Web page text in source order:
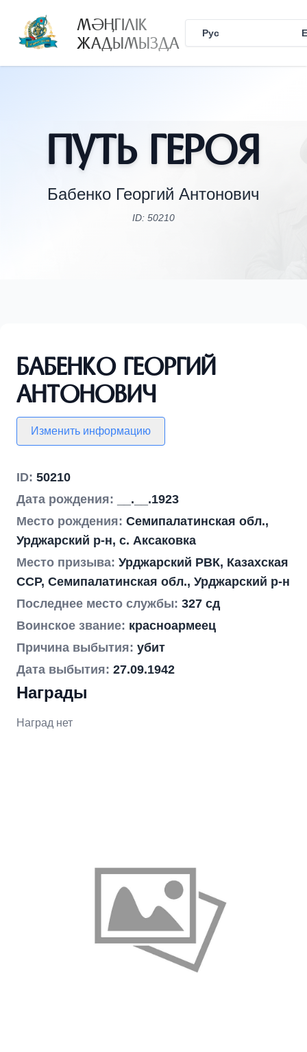
МӘҢГІЛІК
ЖАДЫМЫЗДА Рус
Путь Героя
Бабенко Георгий Антонович
ID: 50210
Бабенко Георгий
Антонович
Изменить информацию
ID: 50210
Дата рождения:
__.__.1923
Место рождения: Семипалатинская обл.,
Урджарский р-н, с. Аксаковка
Место призыва: Урджарский РВК, Казахская
ССР, Семипалатинская обл., Урджарский р-н
Последнее место службы: 327 сд
Воинское звание: красноармеец
Причина выбытия: убит
Дата выбытия: 27.09.1942
Награды
Наград нет